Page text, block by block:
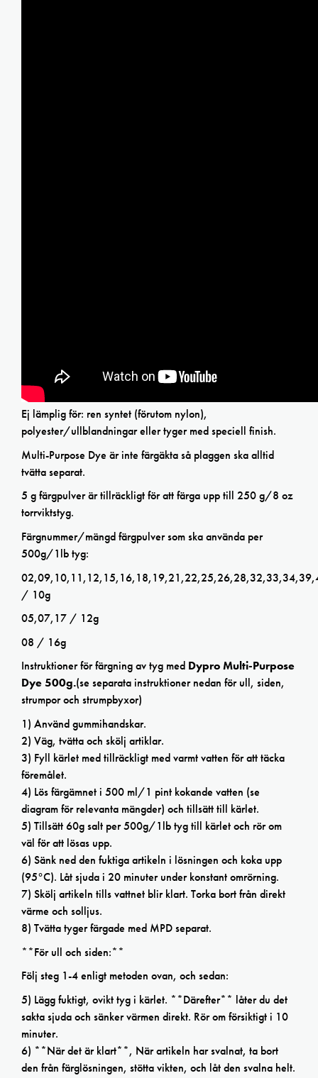
Ej lämplig för: ren syntet (förutom nylon),
polyester/ullblandningar eller tyger med speciell finish.
Multi-Purpose Dye är inte färgäkta så plaggen ska alltid
tvätta separat.
5 g färgpulver är tillräckligt för att färga upp till 250 g/8 oz
torrviktstyg.
Färgnummer/mängd färgpulver som ska använda per
500g/1lb tyg:
/ 10g
05,07,17 / 12g
08 / 16g
Instruktioner för färgning av tyg med Dypro Multi-Purpose
Dye 500g.(se separata instruktioner nedan för ull, siden,
strumpor och strumpbyxor)
1) Använd gummihandskar.
2) Väg, tvätta och skölj artiklar.
3) Fyll kärlet med tillräckligt med varmt vatten för att täcka
föremålet.
4) Lös färgämnet i 500 ml/1 pint kokande vatten (se
diagram för relevanta mängder) och tillsätt till kärlet.
5) Tillsätt 60g salt per 500g/1lb tyg till kärlet och rör om
väl för att lösas upp.
6) Sänk ned den fuktiga artikeln i lösningen och koka upp
(95°C). Låt sjuda i 20 minuter under konstant omrörning.
7) Skölj artikeln tills vattnet blir klart. Torka bort från direkt
värme och solljus.
8) Tvätta tyger färgade med MPD separat.
**För ull och siden:**
Följ steg 1-4 enligt metoden ovan, och sedan:
5) Lägg fuktigt, ovikt tyg i kärlet. **Därefter** låter du det
sakta sjuda och sänker värmen direkt. Rör om försiktigt i 10
minuter.
6) **När det är klart**, När artikeln har svalnat, ta bort
den från färglösningen, stötta vikten, och låt den svalna helt.